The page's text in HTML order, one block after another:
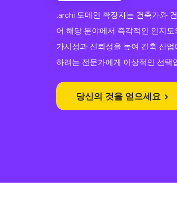
.archi 도메인 확장자는 건축가와
어 해당 분야에서 즉각적인 인지
가시성과 신뢰성을 높여 건축 산
하려는 전문가에게 이상적인 선택
당신의 것을 얻으세요